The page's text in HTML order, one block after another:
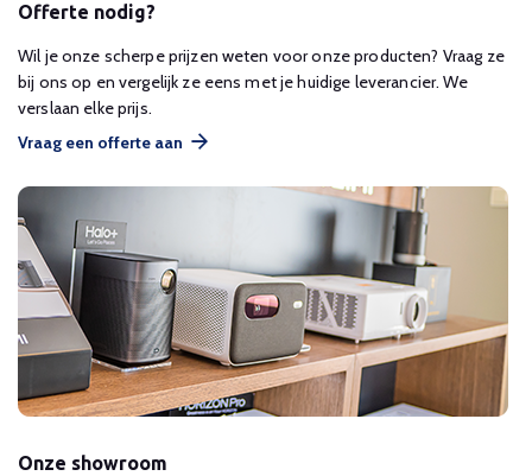
Offerte nodig?
Wil je onze scherpe prijzen weten voor onze producten? Vraag ze
bij ons op en vergelijk ze eens met je huidige leverancier. We
verslaan elke prijs.
Vraag een offerte aan
Onze showroom